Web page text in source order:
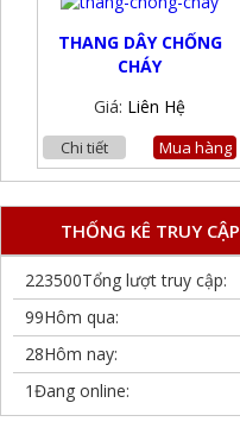
THANG DÂY CHỐNG
CHÁY
Giá: Liên Hệ
Chi tiết Mua hàng
THỐNG KÊ TRUY CẬP
223500Tổng lượt truy cập:
99Hôm qua:
28Hôm nay:
1Đang online: